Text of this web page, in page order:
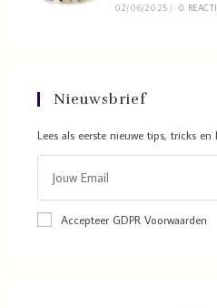
02/06/2025 / 0
Nieuwsbrief
Lees als eerste nieuwe tips, tricks
Accepteer GDPR Voorwaarden